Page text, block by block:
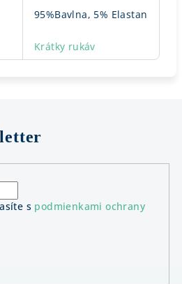
95%Bavlna, 5% Elastan
Krátky rukáv
s podmienkami ochrany